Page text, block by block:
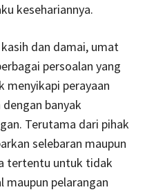
kesehariannya.
dan damai, umat
persoalan yang
menyikapi perayaan
banyak
Terutama dari pihak
selebaran maupun
tertentu untuk tidak
maupun pelarangan